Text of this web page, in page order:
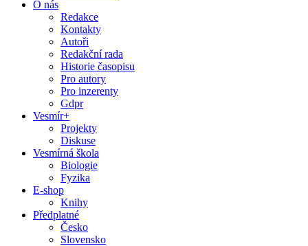
O nás
Redakce
Kontakty
Autoři
Redakční rada
Historie časopisu
Pro autory
Pro inzerenty
Gdpr
Vesmír+
Projekty
Diskuse
Vesmírná škola
Biologie
Fyzika
E-shop
Knihy
Předplatné
Česko
Slovensko